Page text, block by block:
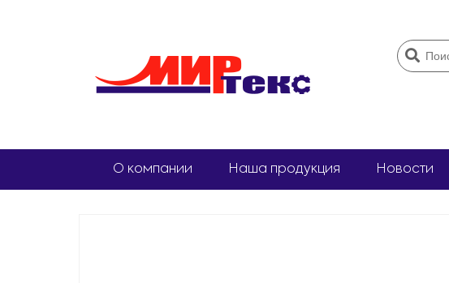
О компании Наша продукция Новости